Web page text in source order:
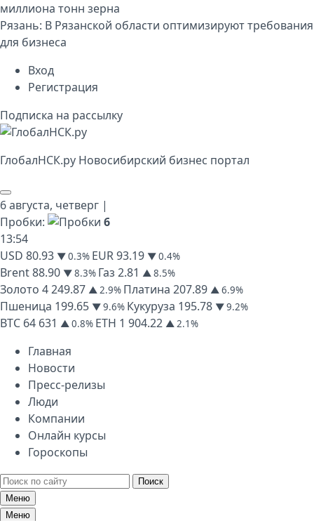
миллиона тонн зерна
Рязань: В Рязанской области оптимизируют требования
для бизнеса
Вход
Регистрация
Подписка на рассылку
ГлобалНСК.py Новосибирский бизнес портал
6 августа, четверг |
Пробки:
6
13:54
USD 80.93 ▼ 0.3% EUR93.19 ▼ 0.4%
Brent88.90 ▼ 8.3% Газ 2.81 ▲ 8.5%
Золото 4 249.87 ▲ 2.9% Платина 207.89 ▲ 6.9%
Пшеница 199.65 ▼ 9.6% Кукуруза 195.78 ▼ 9.2%
BTC 64 631 ▲ 0.8% ETH 1 904.22 ▲ 2.1%
Главная
Новости
Пресс-релизы
Люди
Компании
Онлайн курсы
Гороскопы
Поиск
Меню
Меню